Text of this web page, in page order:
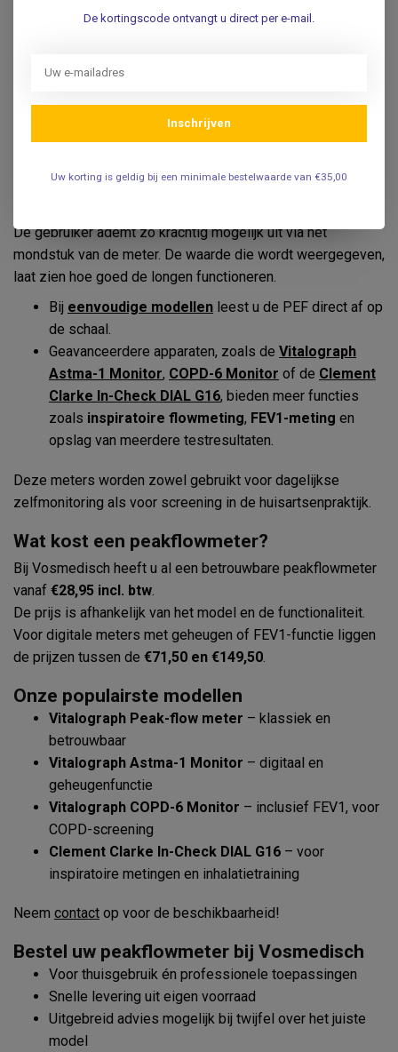
doorgankelijkheid van de luchtwegen en helpt bij het
modellen, terwijl zorgprofessionals vaak kiezen voor
digitale modellen met extra functies zoals FEV1-meting of
De gebruiker ademt zo krachtig mogelijk uit via het
mondstuk van de meter. De waarde die wordt weergegeven,
laat zien hoe goed de longen functioneren.
Bij eenvoudige modellen leest u de PEF direct af op
de schaal.
Geavanceerdere apparaten, zoals de Vitalograph
Astma-1 Monitor, COPD-6 Monitor of de Clement
Clarke In-Check DIAL G16, bieden meer functies
zoals inspiratoire flowmeting, FEV1-meting en
opslag van meerdere testresultaten.
Deze meters worden zowel gebruikt voor dagelijkse
zelfmonitoring als voor screening in de huisartsenpraktijk.
Wat kost een peakflowmeter?
Bij Vosmedisch heeft u al een betrouwbare peakflowmeter
vanaf €28,95 incl. btw
De prijs is afhankelijk van het model en de functionaliteit.
Voor digitale meters met geheugen of FEV1-functie liggen
de prijzen tussen de €71,50 en €149,50
Onze populairste modellen
Vitalograph Peak-flow meter – klassiek en
betrouwbaar
Vitalograph Astma-1 Monitor – digitaal en
geheugenfunctie
Vitalograph COPD-6 Monitor – inclusief FEV1, voor
COPD-screening
Clement Clarke In-Check DIAL G16 – voor
inspiratoire metingen en inhalatietraining
Neem contact op voor de beschikbaarheid!
Bestel uw peakflowmeter bij Vosmedisch
Voor thuisgebruik én professionele toepassingen
Snelle levering uit eigen voorraad
Uitgebreid advies mogelijk bij twijfel over het juiste
model
De kortingscode ontvangt u direct per e-mail.
Inschrijven
Uw korting is geldig bij een minimale bestelwaarde van €35,00